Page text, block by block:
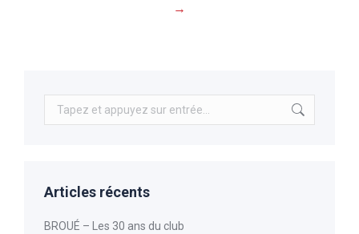
→
Recherche
:
Articles récents
BROUÉ – Les 30 ans du club